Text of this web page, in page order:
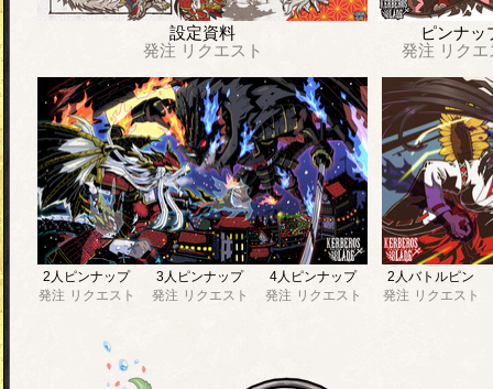
設定資料
発注 リクエスト
ピンナッ
発注 リク
2人ピンナップ
発注 リクエスト
3人ピンナップ
発注 リクエスト
4人ピンナップ
発注 リクエスト
2人バトルピン
発注 リクエスト